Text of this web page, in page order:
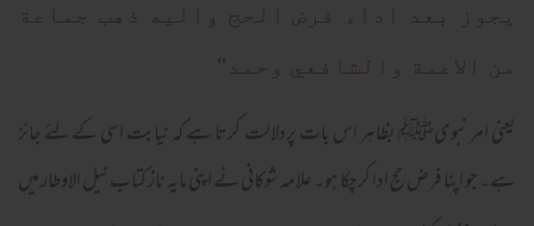
يجوز بعد اداء فرض الحج واليه ذهب جماعة
من الاعمة والشافعي وحمد"
یعنی امر نبویﷺ بظاہر اس بات پردلالت کرتا ہے کہ نیابت اسی کےلئے جائز
ہے۔ جو اپنا فرض حج ادا کرچکا ہو۔ علامہ شوکانی نے اپنی مایہ ناز کتاب نیل الاوطار میں